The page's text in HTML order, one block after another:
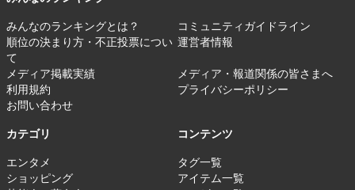
みんなのランキングとは？
コミュニティガイドライン
順位の決まり方・不正投票につい
て
運営者情報
メディア掲載実績
メディア・報道関係の皆さまへ
利用規約
プライバシーポリシー
お問い合わせ
カテゴリ
エンタメ
ショッピング
コンテンツ
タグ一覧
アイテム一覧